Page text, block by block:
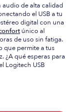
audio de alta calidad
el USB a tu
digital con una
único al
de uso sin fatiga.
que permite a tus
¿A qué esperas para
Logitech USB